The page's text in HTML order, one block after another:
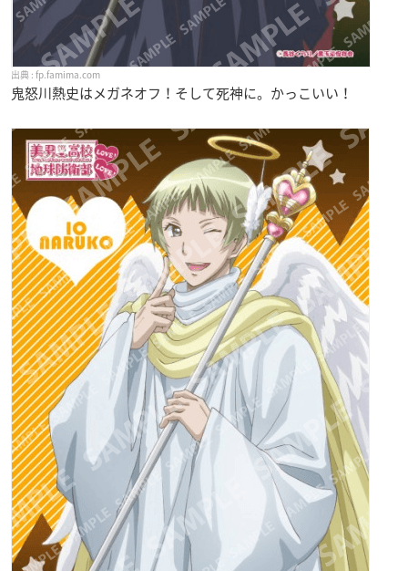
fp.famima.com
鬼怒川熱史はメガネオフ！そして死神に。かっこいい！